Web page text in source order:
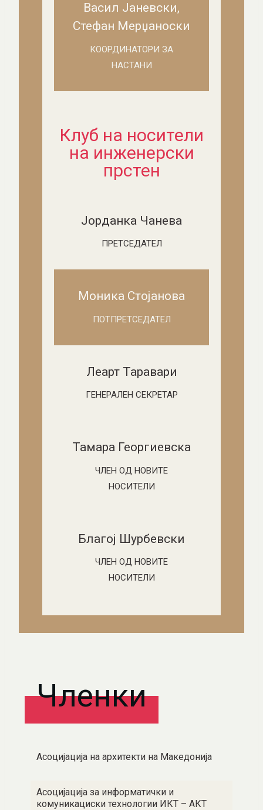
Васил Јаневски,
Стефан Мерџаноски
КООРДИНАТОРИ ЗА
НАСТАНИ
Клуб на носители
на инженерски
прстен
Јорданка Чанева
ПРЕТСЕДАТЕЛ
Моника Стојанова
ПОТПРЕТСЕДАТЕЛ
Леарт Таравари
ГЕНЕРАЛЕН СЕКРЕТАР
Тамара Георгиевска
ЧЛЕН ОД НОВИТЕ
НОСИТЕЛИ
Благој Шурбевски
ЧЛЕН ОД НОВИТЕ
НОСИТЕЛИ
Членки
Асоцијација на архитекти на Македонија
Асоцијација за информатички и
комуникациски технологии ИКТ – АКТ